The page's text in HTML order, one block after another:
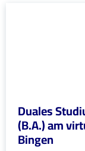
Duales
(B.A.) am
Bingen